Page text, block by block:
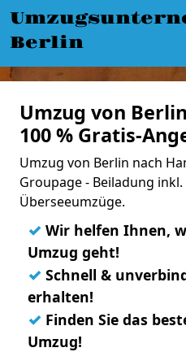
Berlin
Umzug von
100 % Gratis-
Umzug von Berlin nach
Groupage - Beiladung
Überseeumzüge.
✓ Wir helfen Ihnen,
Umzug geht!
✓ Schnell &
erhalten!
✓ Finden Sie das
Umzug!